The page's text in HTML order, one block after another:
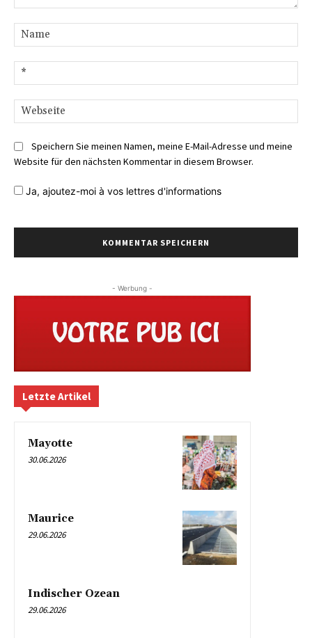
Speichern Sie meinen Namen, meine E-Mail-Adresse und meine
Website für den nächsten Kommentar in diesem Browser.
Ja, ajoutez-moi à vos lettres d'informations
- Werbung -
Letzte Artikel
Mayotte
30.06.2026
Maurice
29.06.2026
Indischer Ozean
29.06.2026